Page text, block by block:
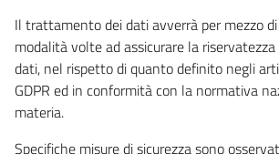
Il trattamento dei dati avverrà per mezzo
modalità volte ad assicurare la riservatezza
dati, nel rispetto di quanto definito negli
GDPR ed in conformità con la normativa
materia.
Specifiche misure di sicurezza sono